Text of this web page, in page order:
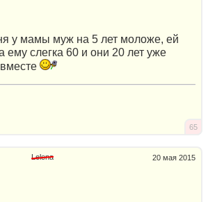
у мамы муж на 5 лет моложе, ей
ему слегка 60 и они 20 лет уже
65
20 мая 2015
Lelena